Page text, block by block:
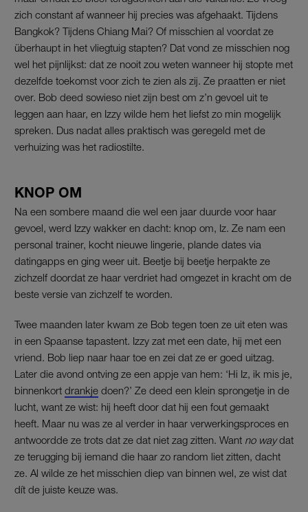
zich constant af wanneer hij precies was afgehaakt. Tijdens
Bangkok? Tijdens Chiang Mai? Of misschien al voordat ze
überhaupt in het vliegtuig stapten? Dat vond ze misschien nog
wel het pijnlijkst: dat ze nooit zou weten wanneer hij stopte met
dezelfde toekomst voor zich te zien als zij. Ze praatten er niet
over. Bob deed sowieso niet zijn best om z’n gevoel uit te
leggen aan haar, en Izzy wilde hem het liefst zo min mogelijk
spreken. Dus nadat alles praktisch was geregeld met de
verhuizing was het radiostilte.
KNOP OM
Na een sombere maand die wel een jaar duurde voor haar
gevoel, werd Izzy wakker en dacht: knop om, Iz. Ze nam een
personal trainer, kocht nieuwe lingerie, plande dates via
datingapps en ging weer uit. Beetje bij beetje herpakte ze
zichzelf doordat ze haar verdriet had omgezet in kracht om de
beste versie van zichzelf te worden.
Twee maanden later kwam ze Bob tegen toen ze uit eten was
in een Spaanse tapastent. Izzy zat met een date, hij met een
vriend. Bob liep naar haar toe en zei dat ze er goed uitzag.
Later die avond ontving ze een appje van hem: ‘Hi Iz, ik mis je,
binnenkort drankje doen?’ Ze deed een klein sprongetje in de
lucht, want ze wist: hij heeft door dat hij een fout gemaakt
heeft. Maar nu was ze al verder in haar verwerkingsproces en
antwoordde ze trots dat ze dat niet zag zitten. Want no waydat
ze terugging bij iemand die haar zo random liet zitten, dacht
ze. Al wilde ze het misschien diep van binnen wel, ze wist dat
dít de juiste keuze was.